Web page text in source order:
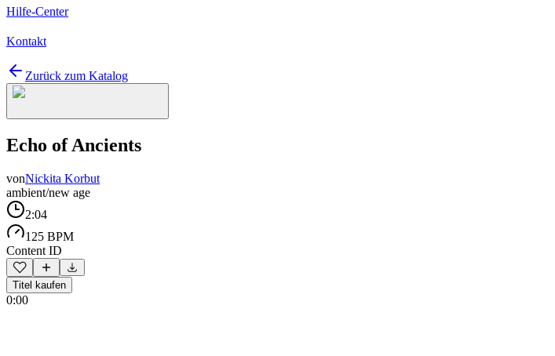
Hilfe-Center
Kontakt
Zurück zum Katalog
Echo of Ancients
vonNickita Korbut
ambient/new age
2:04
125 BPM
Content ID
Titel kaufen
0:00